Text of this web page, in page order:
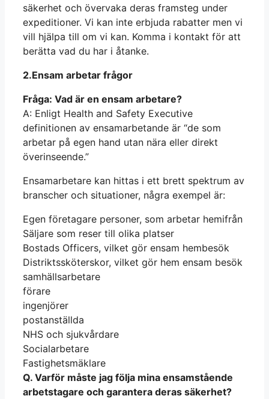
säkerhet och övervaka deras framsteg under
expeditioner. Vi kan inte erbjuda rabatter men vi
vill hjälpa till om vi kan. Komma i kontakt för att
berätta vad du har i åtanke.
2.Ensam arbetar frågor
Fråga: Vad är en ensam arbetare?
A: Enligt Health and Safety Executive
definitionen av ensamarbetande är “de som
arbetar på egen hand utan nära eller direkt
överinseende.”
Ensamarbetare kan hittas i ett brett spektrum av
branscher och situationer, några exempel är:
Egen företagare personer, som arbetar hemifrån
Säljare som reser till olika platser
Bostads Officers, vilket gör ensam hembesök
Distriktssköterskor, vilket gör hem ensam besök
samhällsarbetare
förare
ingenjörer
postanställda
NHS och sjukvårdare
Socialarbetare
Fastighetsmäklare
Q. Varför måste jag följa mina ensamstående
arbetstagare och garantera deras säkerhet?